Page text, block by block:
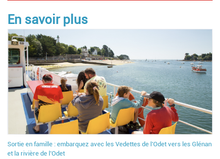
En savoir plus
Sortie en famille : embarquez avec les Vedettes de l’Odet vers les Glénan
et la rivière de l’Odet